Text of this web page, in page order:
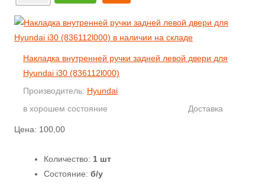
Накладка внутренней ручки задней левой двери для
Hyundai i30 (836112l000)
Производитель: Hyundai
в хорошем состояние
Доставка
Цена: 100,00
Количество: 1 шт
Состояние: б/у